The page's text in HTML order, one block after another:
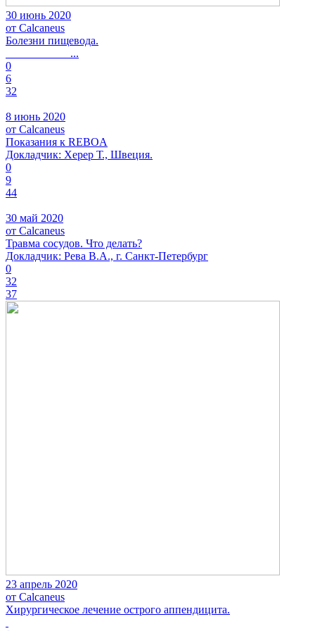
30 июнь 2020
от Calcaneus
Болезни пищевода.
...
0
6
32
8 июнь 2020
от Calcaneus
Показания к REBOA
Докладчик: Херер Т., Швеция.
0
9
44
30 май 2020
от Calcaneus
Травма сосудов. Что делать?
Докладчик: Рева В.А., г. Санкт-Петербург
0
32
37
23 апрель 2020
от Calcaneus
Хирургическое лечение острого аппендицита.